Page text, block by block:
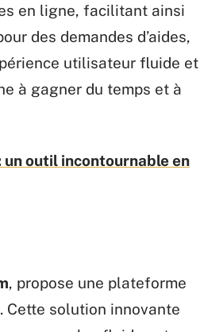
en ligne, facilitant ainsi
des demandes d’aides,
utilisateur fluide et
à gagner du temps et à
outil incontournable en
, propose une plateforme
Cette solution innovante